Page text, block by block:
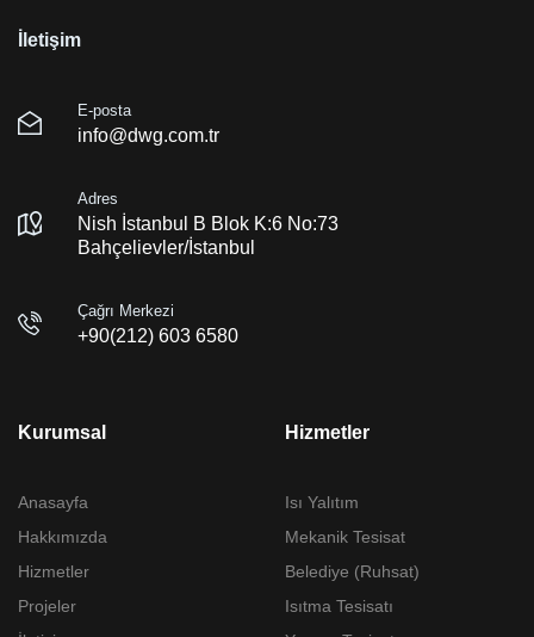
İletişim
E-posta
info@dwg.com.tr
Adres
Nish İstanbul B Blok K:6 No:73
Bahçelievler/İstanbul
Çağrı Merkezi
+90(212) 603 6580
Kurumsal
Anasayfa
Hakkımızda
Hizmetler
Projeler
Hizmetler
Isı Yalıtım
Mekanik Tesisat
Belediye (Ruhsat)
Isıtma Tesisatı